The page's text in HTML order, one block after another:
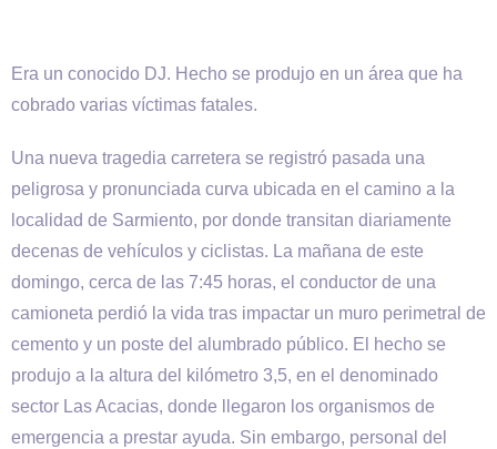
Era un conocido DJ. Hecho se produjo en un área que ha
cobrado varias víctimas fatales.
Una nueva tragedia carretera se registró pasada una
peligrosa y pronunciada curva ubicada en el camino a la
localidad de Sarmiento, por donde transitan diariamente
decenas de vehículos y ciclistas. La mañana de este
domingo, cerca de las 7:45 horas, el conductor de una
camioneta perdió la vida tras impactar un muro perimetral de
cemento y un poste del alumbrado público. El hecho se
produjo a la altura del kilómetro 3,5, en el denominado
sector Las Acacias, donde llegaron los organismos de
emergencia a prestar ayuda. Sin embargo, personal del